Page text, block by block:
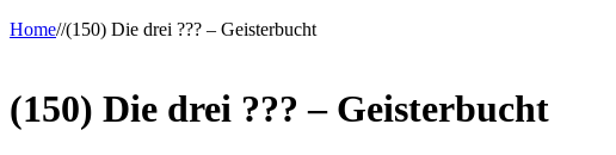
Home//(150) Die drei ??? – Geisterbucht
(150) Die drei ??? – Geisterbucht